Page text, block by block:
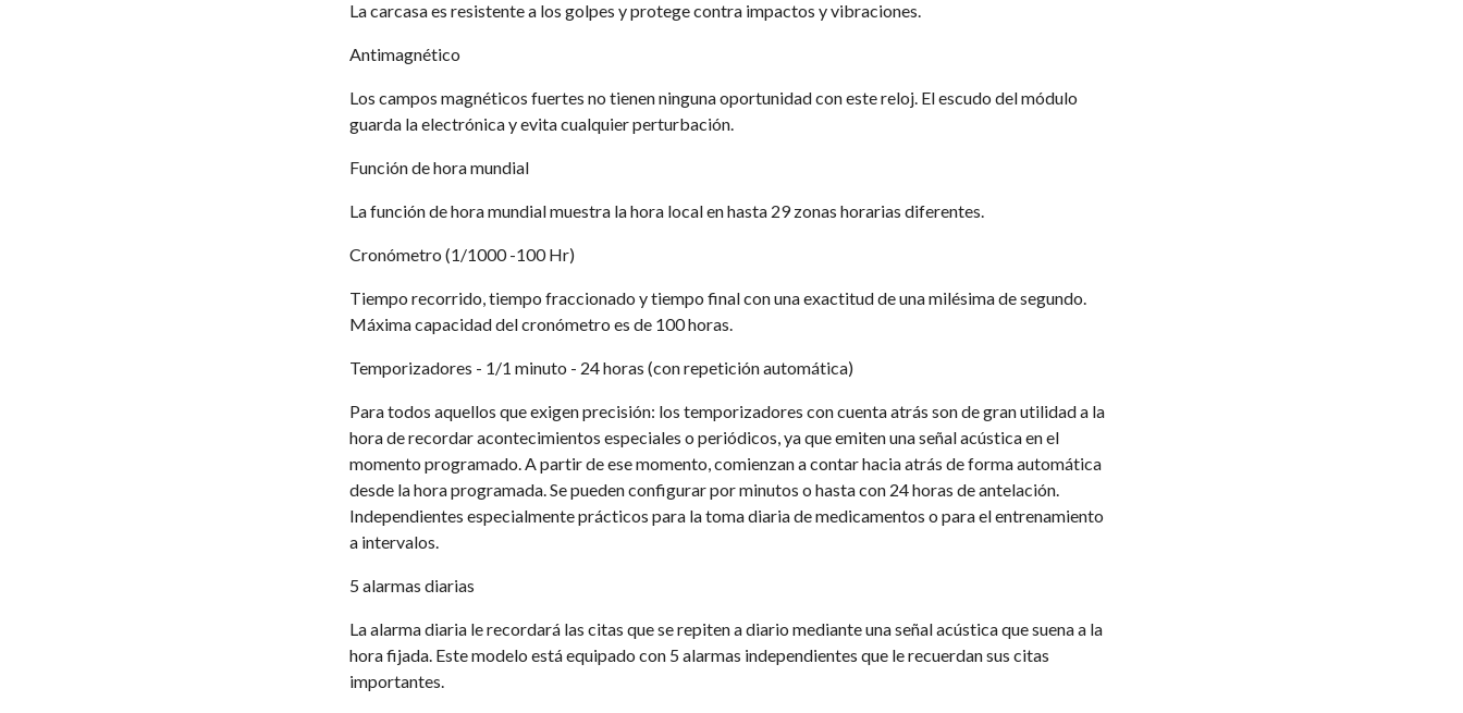
La carcasa es resistente a los golpes y protege contra impactos y vibraciones.
Antimagnético
Los campos magnéticos fuertes no tienen ninguna oportunidad con este reloj. El escudo del módulo
guarda la electrónica y evita cualquier perturbación.
Función de hora mundial
La función de hora mundial muestra la hora local en hasta 29 zonas horarias diferentes.
Cronómetro (1/1000 -100 Hr)
Tiempo recorrido, tiempo fraccionado y tiempo final con una exactitud de una milésima de segundo.
Máxima capacidad del cronómetro es de 100 horas.
Temporizadores - 1/1 minuto - 24 horas (con repetición automática)
Para todos aquellos que exigen precisión: los temporizadores con cuenta atrás son de gran utilidad a la
hora de recordar acontecimientos especiales o periódicos, ya que emiten una señal acústica en el
momento programado. A partir de ese momento, comienzan a contar hacia atrás de forma automática
desde la hora programada. Se pueden configurar por minutos o hasta con 24 horas de antelación.
Independientes especialmente prácticos para la toma diaria de medicamentos o para el entrenamiento
a intervalos.
5 alarmas diarias
La alarma diaria le recordará las citas que se repiten a diario mediante una señal acústica que suena a la
hora fijada. Este modelo está equipado con 5 alarmas independientes que le recuerdan sus citas
importantes.